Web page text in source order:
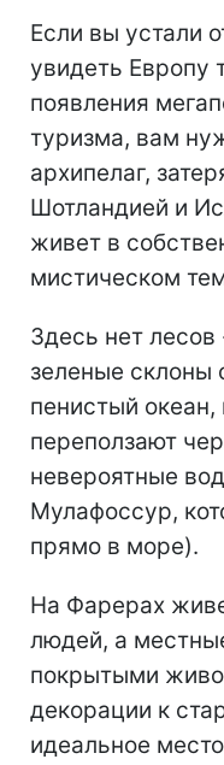
Если вы устали
увидеть Европу
появления
туризма, вам
архипелаг,
Шотландией и
живет в
мистическом
Здесь нет
зеленые
пенистый
переползают
невероятные
Мулафоссур,
прямо в море).
На Фарерах
людей, а
покрытыми
декорации к
идеальное